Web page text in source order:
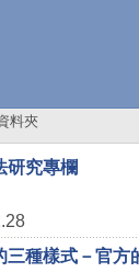
料夾
研究專欄
三種樣式－官方